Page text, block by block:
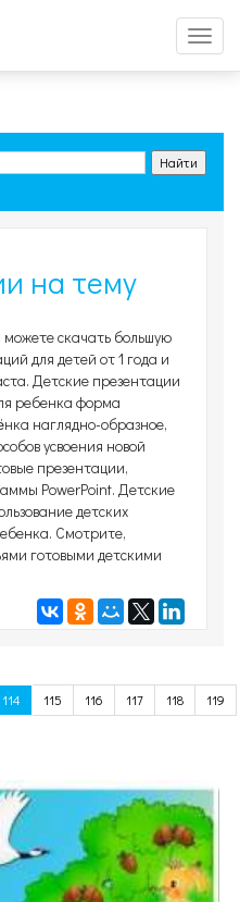
меню
на тему
114скачать большую
для детей от 1 года и
Детские презентации
ребенка форма
наглядно-образное,
усвоения новой
презентации,
PowerPoint. Детские
детских
Смотрите,
готовыми детскими
114 115 116 117 118
119